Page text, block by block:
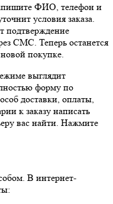
ФИО, телефон и
условия заказа.
подтверждение
СМС. Теперь останется
покупке.
выглядит
форму по
доставки, оплаты,
к заказу написать
вас найти. Нажмите
В интернет-